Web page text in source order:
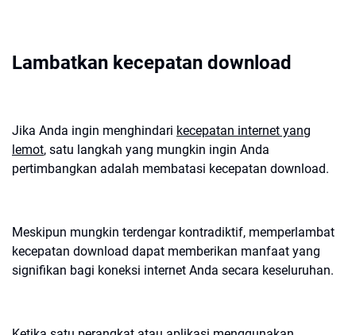
Lambatkan kecepatan download
Jika Anda ingin menghindari kecepatan internet yang
lemot, satu langkah yang mungkin ingin Anda
pertimbangkan adalah membatasi kecepatan download.
Meskipun mungkin terdengar kontradiktif, memperlambat
kecepatan download dapat memberikan manfaat yang
signifikan bagi koneksi internet Anda secara keseluruhan.